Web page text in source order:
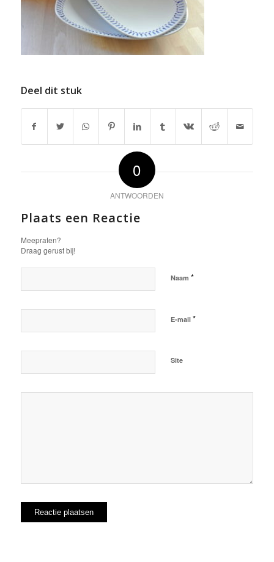
Deel dit stuk
0
ANTWOORDEN
Plaats een Reactie
Meepraten?
Draag gerust bij!
Naam *
E-mail *
Site